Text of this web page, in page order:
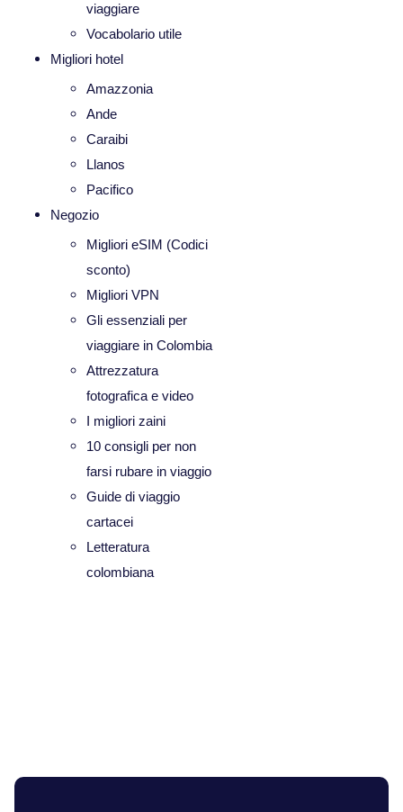
viaggiare
Vocabolario utile
Migliori hotel
Amazzonia
Ande
Caraibi
Llanos
Pacifico
Negozio
Migliori eSIM (Codici
sconto)
Migliori VPN
Gli essenziali per
viaggiare in Colombia
Attrezzatura
fotografica e video
I migliori zaini
10 consigli per non
farsi rubare in viaggio
Guide di viaggio
cartacei
Letteratura
colombiana